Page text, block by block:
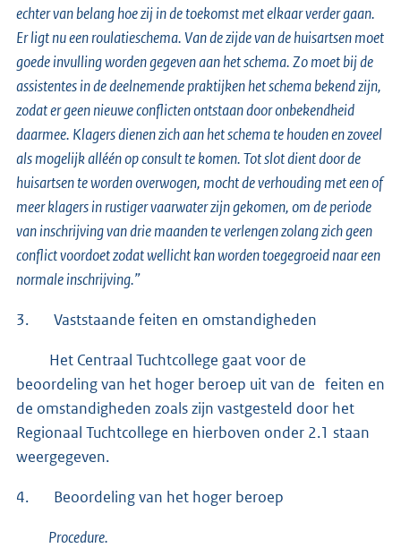
echter van belang hoe zij in de toekomst met elkaar verder gaan.
Er ligt nu een roulatieschema. Van de zijde van de huisartsen moet
goede invulling worden gegeven aan het schema. Zo moet bij de
assistentes in de deelnemende praktijken het schema bekend zijn,
zodat er geen nieuwe conflicten ontstaan door onbekendheid
daarmee. Klagers dienen zich aan het schema te houden en zoveel
als mogelijk alléén op consult te komen. Tot slot dient door de
huisartsen te worden overwogen, mocht de verhouding met een of
meer klagers in rustiger vaarwater zijn gekomen, om de periode
van inschrijving van drie maanden te verlengen zolang zich geen
conflict voordoet zodat wellicht kan worden toegegroeid naar een
normale inschrijving.”
3. Vaststaande feiten en omstandigheden
Het Centraal Tuchtcollege gaat voor de
beoordeling van het hoger beroep uit van de feiten en
de omstandigheden zoals zijn vastgesteld door het
Regionaal Tuchtcollege en hierboven onder 2.1 staan
weergegeven.
4. Beoordeling van het hoger beroep
Procedure.